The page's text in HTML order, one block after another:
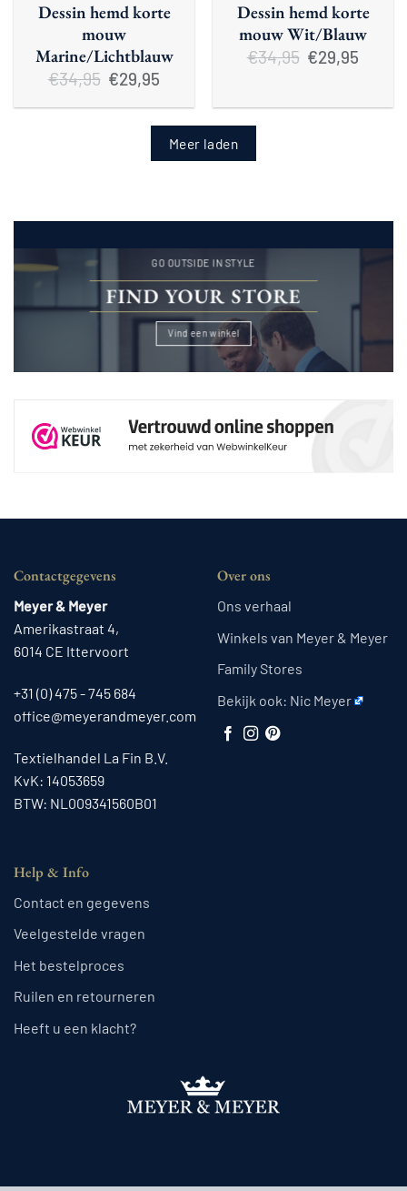
Dessin hemd korte
mouw
Marine/Lichtblauw
€34,95 Oorspronkelijke
prijs
€34,95.
€29,95
€29,95.
Dessin hemd korte
mouw Wit/Blauw
€34,95 Oorspronkelijke
prijs
€29,95
Meer laden
GO OUTSIDE IN STYLE
FIND YOUR STORE
Vind een winkel
Contactgegevens
Meyer & Meyer
Amerikastraat 4,
6014 CE Ittervoort
+31 (0) 475 - 745 684
office@meyerandmeyer.com
Textielhandel La Fin B.V.
KvK: 14053659
BTW: NL009341560B01
Over ons
Ons verhaal
Winkels van Meyer & Meyer
Family Stores
Bekijk ook: Nic Meyer
Help & Info
Contact en gegevens
Veelgestelde vragen
Het bestelproces
Ruilen en retourneren
Heeft u een klacht?